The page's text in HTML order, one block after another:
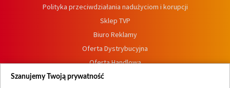
Polityka przeciwdziałania nadużyciom i korupcji
Sklep TVP
Biuro Reklamy
Oferta Dystrybucyjna
Oferta Handlowa
Dostępność
Szanujemy Twoją prywatność